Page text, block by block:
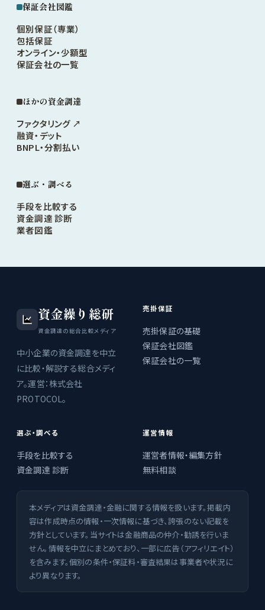
保証会社図鑑
個別保証（専業）
包括保証
オンライン・少額型
保証会社の一覧
ほかの資金調達
ファクタリング ↗
融資・デット
BNPL・分割払い
選ぶ・調べる
手段を比較する
資金調達 診断
業者図鑑
資金繰り総研
資金調達の総合比較メディア
中小企業の資金調達を中立
に比較・解説する総合メディ
ア。運営：株式会社
PROTOCOL。
売掛保証
売掛保証の基礎
保証会社図鑑
保証会社の一覧
選ぶ・調べる
手段を比較する
資金調達 診断
運営情報
運営者情報・編集方針
無料相談
本メディアは資金調達・金融に関する情報を扱います。掲載内
容は作成時点の情報・一次情報に基づき、誇張のない記載を
方針としています。当サイトは金融商品の仲介・勧誘を行いま
せん。情報を中立にまとめており、一部に広告（アフィリエイト）
を含みます。個別の条件・保証料・審査結果は事業者や状況に
より異なります。